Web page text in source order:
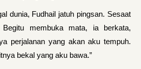
dunia, Fudhail jatuh pingsan. Sesaat
membuka mata, ia berkata,
perjalanan yang akan aku tempuh.
bekal yang aku bawa.”